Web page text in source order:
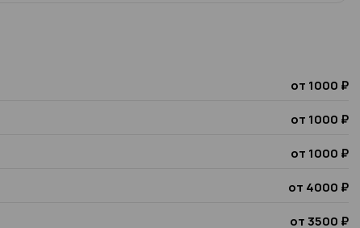
от 1000 ₽
от 1000 ₽
от 1000 ₽
от 4000 ₽
от 3500 ₽